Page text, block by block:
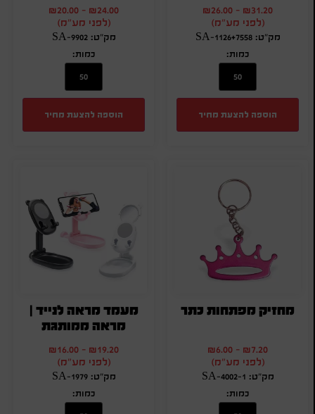
₪31.20
-
₪26.00
(לפני מע"מ)
מק"ט: SA-1126+7558
כמות:
הוספה להצעת מחיר
₪24.00
-
₪20.00
(לפני מע"מ)
מק"ט: SA-9902
כמות:
הוספה להצעת מחיר
מחזיק מפתחות כתר
₪7.20
-
₪6.00
(לפני מע"מ)
מק"ט: SA-4002-1
כמות:
מעמד מראה לנייד |
מראה ממותגת
₪19.20
-
₪16.00
(לפני מע"מ)
מק"ט: SA-1979
כמות: